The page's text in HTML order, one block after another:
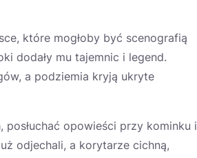
które mogłoby być scenografią
dodały mu tajemnic i legend.
a podziemia kryją ukryte
opowieści przy kominku i
odjechali, a korytarze cichną,